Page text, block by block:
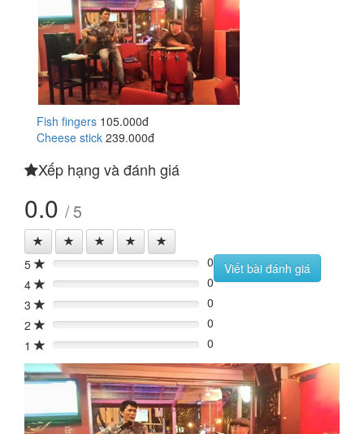
Fish fingers 105.000đ
Cheese stick 239.000đ
Xếp hạng và đánh giá
0.0 / 5
5 0%
0
4
0%
0
3
0%
0
2
0%
0
1
0% 0
Viết bài đánh giá